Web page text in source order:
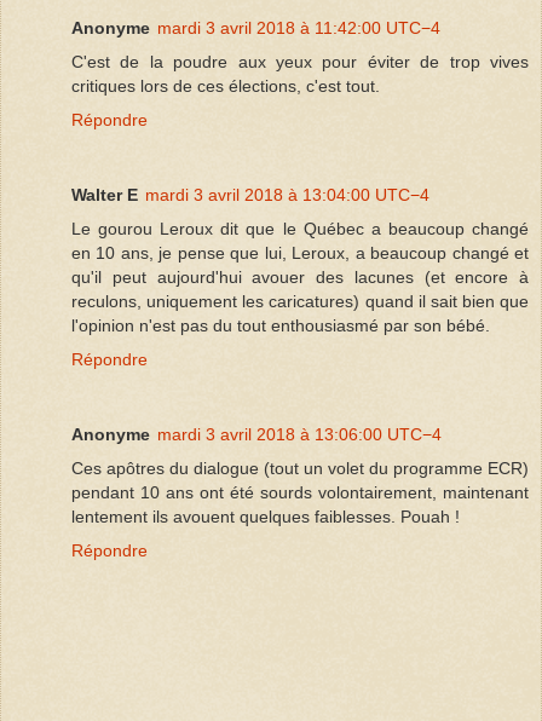
Anonyme mardi 3 avril 2018 à 11:42:00 UTC−4
C'est de la poudre aux yeux pour éviter de trop vives
critiques lors de ces élections, c'est tout.
Répondre
Walter E mardi 3 avril 2018 à 13:04:00 UTC−4
Le gourou Leroux dit que le Québec a beaucoup changé
en 10 ans, je pense que lui, Leroux, a beaucoup changé et
qu'il peut aujourd'hui avouer des lacunes (et encore à
reculons, uniquement les caricatures) quand il sait bien que
l'opinion n'est pas du tout enthousiasmé par son bébé.
Répondre
Anonyme mardi 3 avril 2018 à 13:06:00 UTC−4
Ces apôtres du dialogue (tout un volet du programme ECR)
pendant 10 ans ont été sourds volontairement, maintenant
lentement ils avouent quelques faiblesses. Pouah !
Répondre